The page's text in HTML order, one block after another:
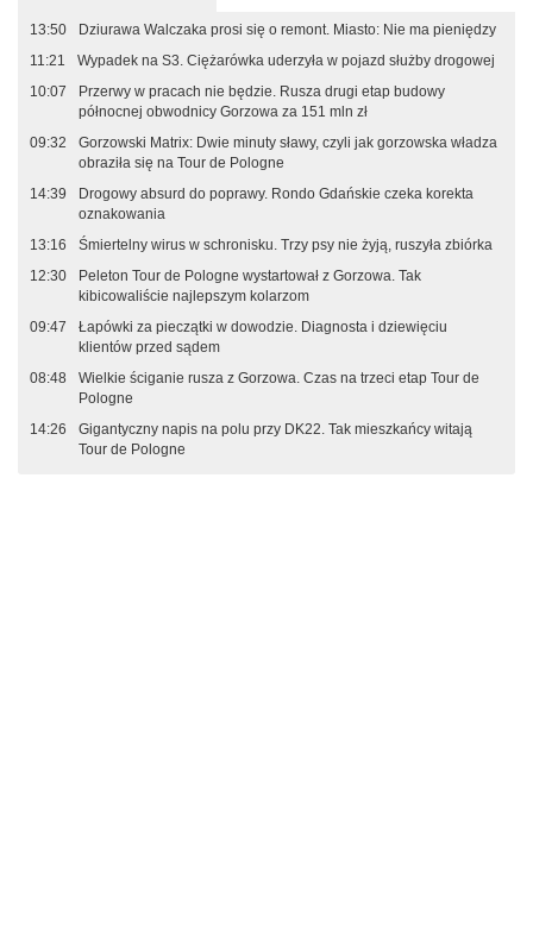
13:50
Dziurawa Walczaka prosi się o remont. Miasto: Nie ma pieniędzy
11:21
Wypadek na S3. Ciężarówka uderzyła w pojazd służby drogowej
10:07
Przerwy w pracach nie będzie. Rusza drugi etap budowy
północnej obwodnicy Gorzowa za 151 mln zł
09:32
Gorzowski Matrix: Dwie minuty sławy, czyli jak gorzowska władza
obraziła się na Tour de Pologne
14:39
Drogowy absurd do poprawy. Rondo Gdańskie czeka korekta
oznakowania
13:16
Śmiertelny wirus w schronisku. Trzy psy nie żyją, ruszyła zbiórka
12:30
Peleton Tour de Pologne wystartował z Gorzowa. Tak
kibicowaliście najlepszym kolarzom
09:47
Łapówki za pieczątki w dowodzie. Diagnosta i dziewięciu
klientów przed sądem
08:48
Wielkie ściganie rusza z Gorzowa. Czas na trzeci etap Tour de
Pologne
14:26
Gigantyczny napis na polu przy DK22. Tak mieszkańcy witają
Tour de Pologne